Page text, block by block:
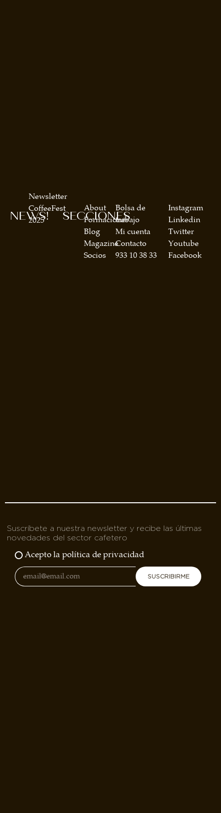
SECCIONES
About
Formaciones
Blog
Magazine
Socios
Bolsa de
trabajo
Mi cuenta
Contacto
933 10 38 33
NEWS!
Newsletter
CoffeeFest
2025
Instagram
Linkedin
Twitter
Youtube
Facebook
Suscríbete a nuestra newsletter y recibe las últimas
novedades del sector cafetero
Acepto la política de privacidad
SUSCRIBIRME